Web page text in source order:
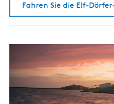
Fahren Sie die Elf-